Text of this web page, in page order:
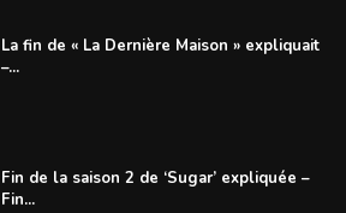
La fin de « La Dernière Maison » expliquait
–...
Fin de la saison 2 de ‘Sugar’ expliquée –
Fin...